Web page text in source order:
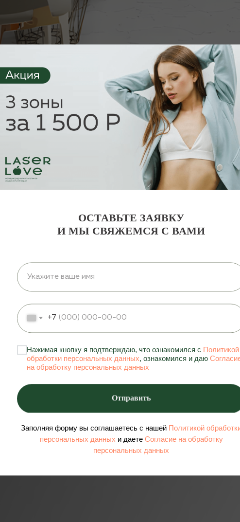
1500Р*ОСТАВЬТЕ ЗАЯВКУ
И МЫ СВЯЖЕМСЯ С ВАМИ
+7
Нажимая кнопку я подтверждаю, что ознакомился с Политикой
обработки персональных данных, ознакомился и даю
на обработку персональных данных
Отправить
Заполняя форму вы соглашаетесь с нашей Политикой
персональных данных и даете Согласие на обработку
персональных данных